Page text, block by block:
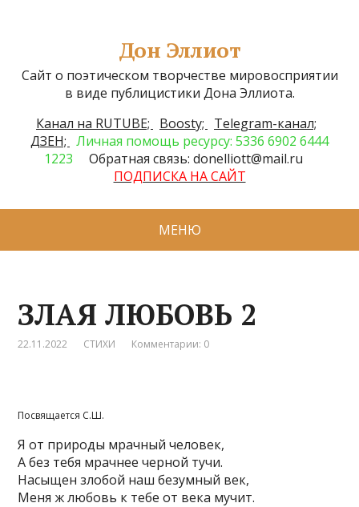
Дон Эллиот
Сайт о поэтическом творчестве мировосприятии
в виде публицистики Дона Эллиота.
Канал на RUTUBE;
Boosty;
Telegram-канал;
ДЗЕН; Личная помощь ресурсу: 5336 6902 6444
1223
Обратная связь: donelliott@mail.ru
ПОДПИСКА НА САЙТ
МЕНЮ
ЗЛАЯ ЛЮБОВЬ 2
22.11.2022 СТИХИ Комментарии: 0
Посвящается С.Ш.
Я от природы мрачный человек,
А без тебя мрачнее черной тучи.
Насыщен злобой наш безумный век,
Меня ж любовь к тебе от века мучит.